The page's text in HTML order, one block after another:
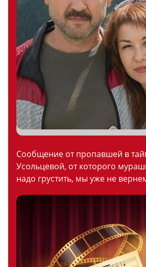
Сообщение от пропавшей в
Усольцевой, от которого
надо грустить, мы уже не